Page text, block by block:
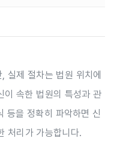
실제 절차는 법원 위치에
이 속한 법원의 특성과 관
등을 정확히 파악하면 신
처리가 가능합니다.